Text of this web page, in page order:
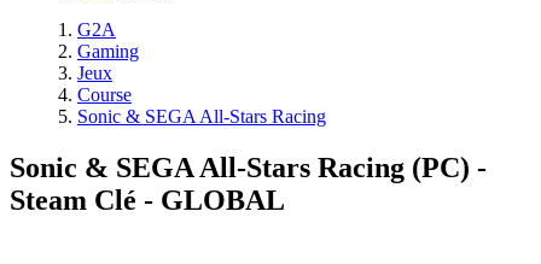
G2A
Gaming
Jeux
Course
Sonic & SEGA All-Stars Racing
Sonic & SEGA All-Stars Racing (PC) -
Steam Clé - GLOBAL